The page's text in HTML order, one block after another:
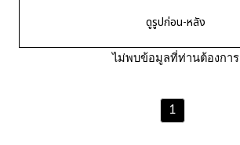
ดูรูปก่อน-หลัง
ไม่พบข้อมูลที่ท่านต้องการ
1